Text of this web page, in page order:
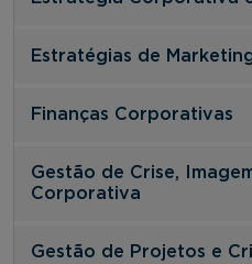
Estratégias de
Finanças Corporativas
Gestão de Crise,
Corporativa
Gestão de Projetos e